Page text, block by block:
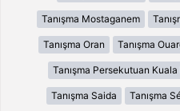
Tanışma Mostaganem
Tanışma Oran Tanışma
Tanışma Persekutuan
Tanışma Saida Tanışma